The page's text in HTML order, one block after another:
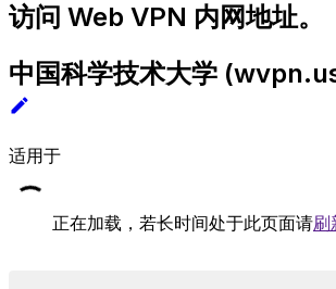
访问 Web VPN 内网地址。
中国科学技术大学 (
适用于
正在加载，若长时间处于此页面请刷